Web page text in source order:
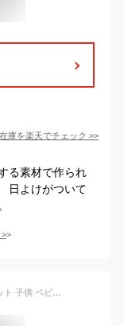
庫を楽天でチェック >>
る素材で作られ
日よけがついて
>
売り切り スイムキャップ ツバ付き UVカット 子供 ベビー キッズ 水着 入園入学 男の子 女の子 紫外線対策 海 プール水泳帽 水泳帽子 水泳キャップ 日よけ